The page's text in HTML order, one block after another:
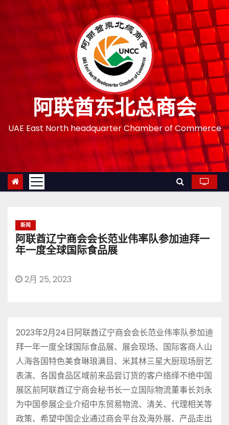
阿联酋东北总商会
UAE East North headquarter Chamber of Commerce
新闻
阿联酋辽宁商会会长范业伟率队参加迪拜一
年一度全球国际食品展
2月 25, 2023
2023年2月24日阿联酋辽宁商会会长范业伟率队参加迪
拜一年一度全球国际食品展、展会现场、国际客商人山
人海各国特色美食琳琅满目、米其林三星大厨现场厨艺
表演、各国食品区域前来品尝订货的客户络绎不绝中国
展区前阿联酋辽宁商会秘书长一立国际物流董事长刘永
为中国参展企业介绍中东贸易物流、清关、代理相关等
政策、希望中国企业通过商会平台及海外展、产品走出